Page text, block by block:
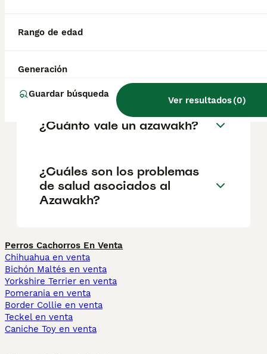
Rango de edad
Generación
Guardar búsqueda
Ver resultados(0)
¿Qué tamaño alcanzan los
perros azawakh?
¿Cuánto vale un azawakh?
¿Cuáles son los problemas
de salud asociados al
Azawakh?
Perros Cachorros En Venta
Chihuahua en venta
Bichón Maltés en venta
Yorkshire Terrier en venta
Pomerania en venta
Border Collie en venta
Teckel en venta
Caniche Toy en venta